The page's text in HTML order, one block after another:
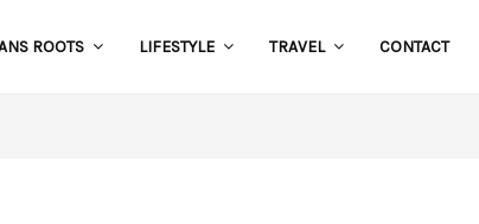
ROOTS LIFESTYLE TRAVEL CONTACT